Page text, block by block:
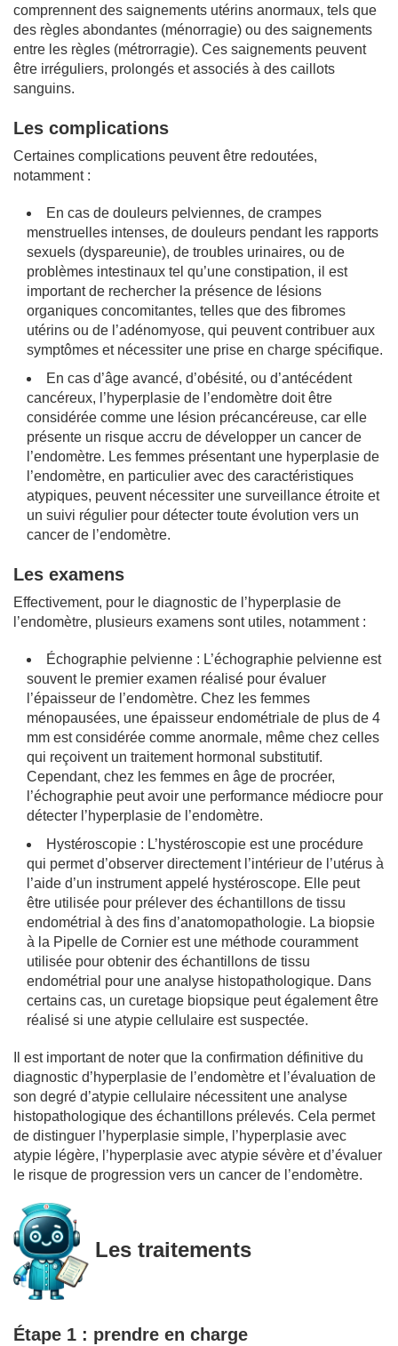
comprennent des saignements utérins anormaux, tels que
des règles abondantes (ménorragie) ou des saignements
entre les règles (métrorragie). Ces saignements peuvent
être irréguliers, prolongés et associés à des caillots
sanguins.
Les complications
Certaines complications peuvent être redoutées,
notamment :
En cas de douleurs pelviennes, de crampes
menstruelles intenses, de douleurs pendant les rapports
sexuels (dyspareunie), de troubles urinaires, ou de
problèmes intestinaux tel qu’une constipation, il est
important de rechercher la présence de lésions
organiques concomitantes, telles que des fibromes
utérins ou de l’adénomyose, qui peuvent contribuer aux
symptômes et nécessiter une prise en charge spécifique.
En cas d’âge avancé, d’obésité, ou d’antécédent
cancéreux, l’hyperplasie de l’endomètre doit être
considérée comme une lésion précancéreuse, car elle
présente un risque accru de développer un cancer de
l’endomètre. Les femmes présentant une hyperplasie de
l’endomètre, en particulier avec des caractéristiques
atypiques, peuvent nécessiter une surveillance étroite et
un suivi régulier pour détecter toute évolution vers un
cancer de l’endomètre.
Les examens
Effectivement, pour le diagnostic de l’hyperplasie de
l’endomètre, plusieurs examens sont utiles, notamment :
Échographie pelvienne : L’échographie pelvienne est
souvent le premier examen réalisé pour évaluer
l’épaisseur de l’endomètre. Chez les femmes
ménopausées, une épaisseur endométriale de plus de 4
mm est considérée comme anormale, même chez celles
qui reçoivent un traitement hormonal substitutif.
Cependant, chez les femmes en âge de procréer,
l’échographie peut avoir une performance médiocre pour
détecter l’hyperplasie de l’endomètre.
Hystéroscopie : L’hystéroscopie est une procédure
qui permet d’observer directement l’intérieur de l’utérus à
l’aide d’un instrument appelé hystéroscope. Elle peut
être utilisée pour prélever des échantillons de tissu
endométrial à des fins d’anatomopathologie. La biopsie
à la Pipelle de Cornier est une méthode couramment
utilisée pour obtenir des échantillons de tissu
endométrial pour une analyse histopathologique. Dans
certains cas, un curetage biopsique peut également être
réalisé si une atypie cellulaire est suspectée.
Il est important de noter que la confirmation définitive du
diagnostic d’hyperplasie de l’endomètre et l’évaluation de
son degré d’atypie cellulaire nécessitent une analyse
histopathologique des échantillons prélevés. Cela permet
de distinguer l’hyperplasie simple, l’hyperplasie avec
atypie légère, l’hyperplasie avec atypie sévère et d’évaluer
le risque de progression vers un cancer de l’endomètre.
Les traitements
Étape 1 : prendre en charge